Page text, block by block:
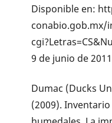
Disponible en:
9 de junio de
Dumac (Ducks
(2009).